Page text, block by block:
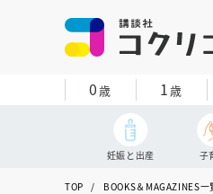
0歳 1歳
妊娠と出産 子
TOP BOOKS＆MAGAZINES一